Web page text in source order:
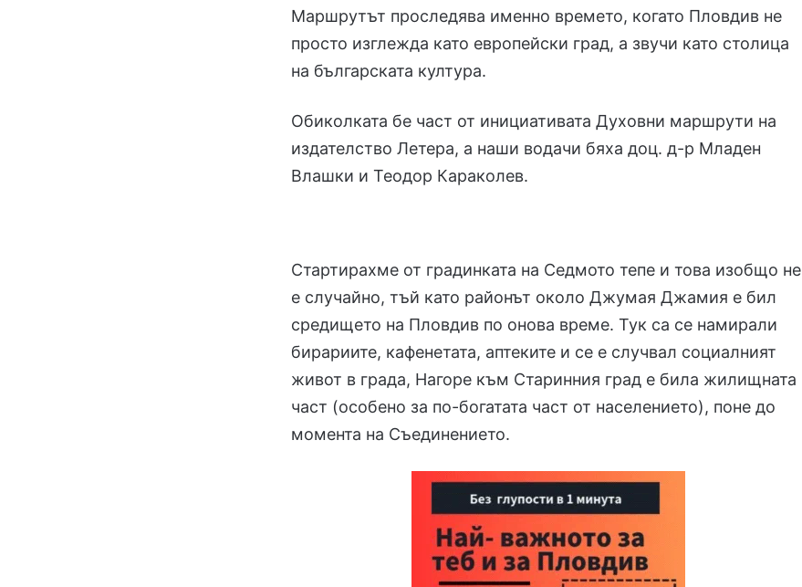
Маршрутът проследява именно времето, когато Пловдив не
просто изглежда като европейски град, а звучи като столица
на българската култура.
Обиколката бе част от инициативата Духовни маршрути на
издателство Летера, а наши водачи бяха доц. д-р Младен
Влашки и Теодор Караколев.
Стартирахме от градинката на Седмото тепе и това изобщо не
е случайно, тъй като районът около Джумая Джамия е бил
средището на Пловдив по онова време. Тук са се намирали
бирариите, кафенетата, аптеките и се е случвал социалният
живот в града, Нагоре към Старинния град е била жилищната
част (особено за по-богатата част от населението), поне до
момента на Съединението.